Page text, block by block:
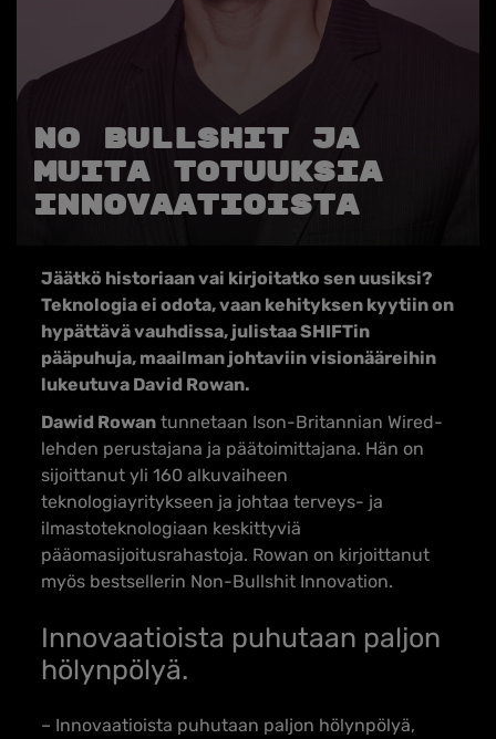
No bullshit ja
muita totuuksia
innovaatioista
Jäätkö historiaan vai kirjoitatko sen uusiksi?
Teknologia ei odota, vaan kehityksen kyytiin on
hypättävä vauhdissa, julistaa SHIFTin
pääpuhuja, maailman johtaviin visionääreihin
lukeutuva David Rowan.
Dawid Rowan tunnetaan Ison-Britannian Wired-
lehden perustajana ja päätoimittajana. Hän on
sijoittanut yli 160 alkuvaiheen
teknologiayritykseen ja johtaa terveys- ja
ilmastoteknologiaan keskittyviä
pääomasijoitusrahastoja. Rowan on kirjoittanut
myös bestsellerin Non-Bullshit Innovation.
Innovaatioista puhutaan paljon
hölynpölyä.
– Innovaatioista puhutaan paljon hölynpölyä,